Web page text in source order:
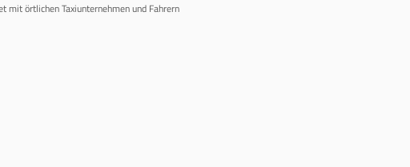
mit örtlichen Taxiunternehmen und Fahrern